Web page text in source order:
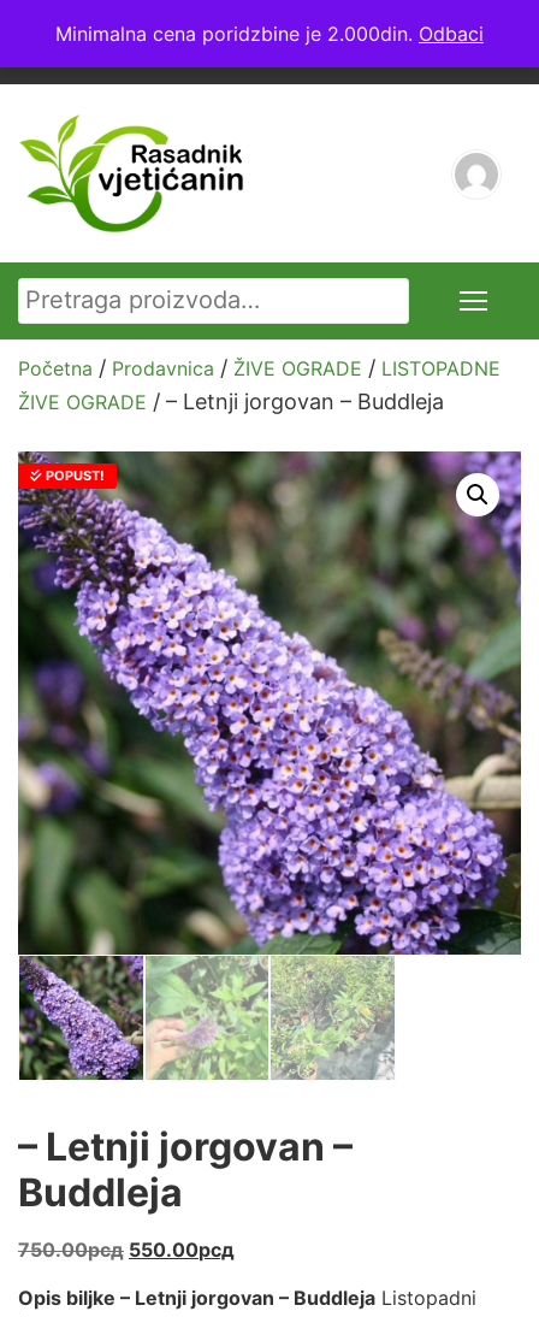
4.8★★★★★
065 555 8 685
Pretraga za:
Početna / Prodavnica / ŽIVE OGRADE / LISTOPADNE
ŽIVE OGRADE / – Letnji jorgovan – Buddleja
POPUST!
– Letnji jorgovan –
Buddleja
750.00рсд Originalna
je
550.00рсд
je:
Opis biljke – Letnji jorgovan – Buddleja Listopadni
Minimalna cena poridzbine je 2.000din. Odbaci